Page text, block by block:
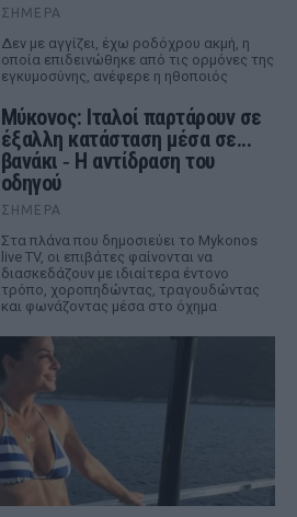
ΣΉΜΕΡΑ
Δεν με αγγίζει, έχω ροδόχρου ακμή, η
οποία επιδεινώθηκε από τις ορμόνες της
εγκυμοσύνης, ανέφερε η ηθοποιός
Μύκονος: Ιταλοί παρτάρουν σε
έξαλλη κατάσταση μέσα σε...
βανάκι ‑ Η αντίδραση του
οδηγού
ΣΉΜΕΡΑ
Στα πλάνα που δημοσιεύει το Mykonos
live TV, οι επιβάτες φαίνονται να
διασκεδάζουν με ιδιαίτερα έντονο
τρόπο, χοροπηδώντας, τραγουδώντας
και φωνάζοντας μέσα στο όχημα